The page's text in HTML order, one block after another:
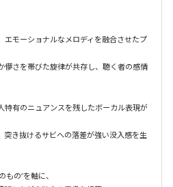
エモーショナルなメロディを融合させたプ
儚さを帯びた旋律が共存し、聴く者の感情
特有のニュアンスを残したボーカル表現が
突き抜けるサビへの落差が強い没入感を生
もの”を軸に、